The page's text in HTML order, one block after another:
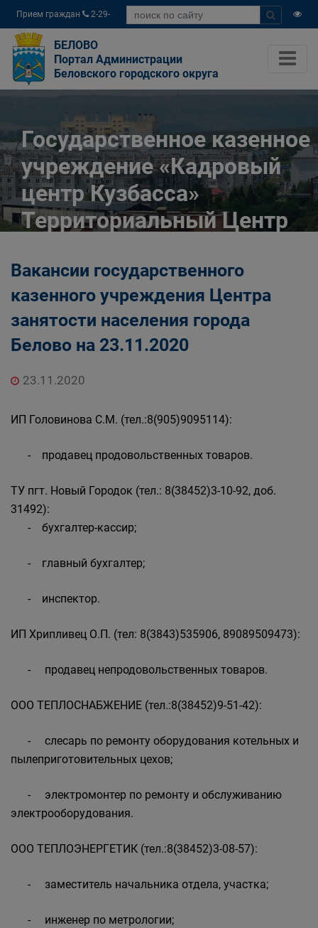
Прием граждан
2-29-
04
БЕЛОВО
Портал Администрации
Беловского городского округа
Государственное казенное
учреждение «Кадровый
центр Кузбасса»
Территориальный Центр
города Белово
Разное
Государственные органы и службы
информируют
«Кадровый центр Кузбасса» Территориальный
Вакансии государственного
казенного учреждения Центра
занятости населения города
Белово на 23.11.2020
23.11.2020
ИП Головинова С.М. (тел.:8(905)9095114):
- продавец продовольственных товаров.
ТУ пгт. Новый Городок (тел.: 8(38452)3-10-92, доб.
31492):
- бухгалтер-кассир;
- главный бухгалтер;
- инспектор.
ИП Хрипливец О.П. (тел: 8(3843)535906, 89089509473):
- продавец непродовольственных товаров.
ООО ТЕПЛОСНАБЖЕНИЕ (тел.:8(38452)9-51-42):
- слесарь по ремонту оборудования котельных и
пылеприготовительных цехов;
- электромонтер по ремонту и обслуживанию
электрооборудования.
ООО ТЕПЛОЭНЕРГЕТИК (тел.:8(38452)3-08-57):
- заместитель начальника отдела, участка;
- инженер по метрологии;